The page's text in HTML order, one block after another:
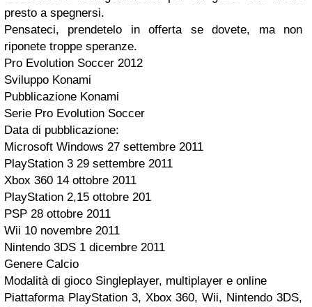
presto a spegnersi.
Pensateci, prendetelo in offerta se dovete, ma non
riponete troppe speranze.
Pro Evolution Soccer 2012
Sviluppo Konami
Pubblicazione Konami
Serie Pro Evolution Soccer
Data di pubblicazione:
Microsoft Windows 27 settembre 2011
PlayStation 3 29 settembre 2011
Xbox 360 14 ottobre 2011
PlayStation 2,15 ottobre 201
PSP 28 ottobre 2011
Wii 10 novembre 2011
Nintendo 3DS 1 dicembre 2011
Genere Calcio
Modalità di gioco Singleplayer, multiplayer e online
Piattaforma PlayStation 3, Xbox 360, Wii, Nintendo 3DS,